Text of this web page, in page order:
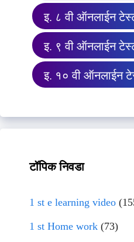
इ. ८ वी ऑनलाईन
इ. ९ वी ऑनलाईन
इ. १० वी ऑनलाईन
टॉपिक निवडा
1 st e learning video
1 st Home work (73)